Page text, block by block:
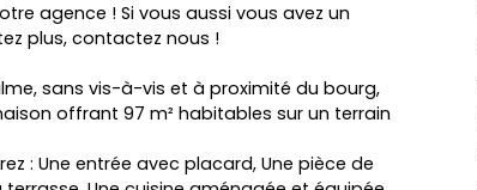
agence ! Si vous aussi vous avez un
plus, contactez nous !
sans vis-à-vis et à proximité du bourg,
offrant 97 m² habitables sur un terrain
: Une entrée avec placard, Une pièce de